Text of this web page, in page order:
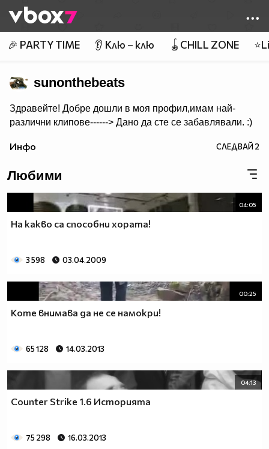
👾
🎉 PARTY TIME 👂 Клю – клю 🪀CHILL ZONE
sunonthebeats
Здравейте! Добре дошли в моя профил,имам най-
различни клипове------> Дано да сте се забавлявали. :)
Инфо СЛЕДВАЙ2
Любими
04:05
На какво са способни хората!
3 598 03.04.2009
00:25
Коте внимава да не се намокри!
65 128 14.03.2013
04:13
Counter Strike 1.6 Историята
75 298 16.03.2013